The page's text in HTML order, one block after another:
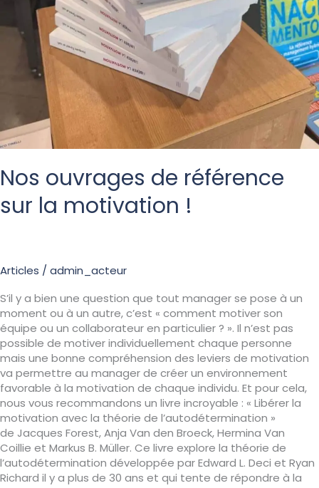
Nos ouvrages de référence
sur la motivation !
Articles / admin_acteur
S’il y a bien une question que tout manager se pose à un
moment ou à un autre, c’est « comment motiver son
équipe ou un collaborateur en particulier ? ». Il n’est pas
possible de motiver individuellement chaque personne
mais une bonne compréhension des leviers de motivation
va permettre au manager de créer un environnement
favorable à la motivation de chaque individu. Et pour cela,
nous vous recommandons un livre incroyable : « Libérer la
motivation avec la théorie de l’autodétermination »
de Jacques Forest, Anja Van den Broeck, Hermina Van
Coillie et Markus B. Müller. Ce livre explore la théorie de
l’autodétermination développée par Edward L. Deci et Ryan
Richard il y a plus de 30 ans et qui tente de répondre à la